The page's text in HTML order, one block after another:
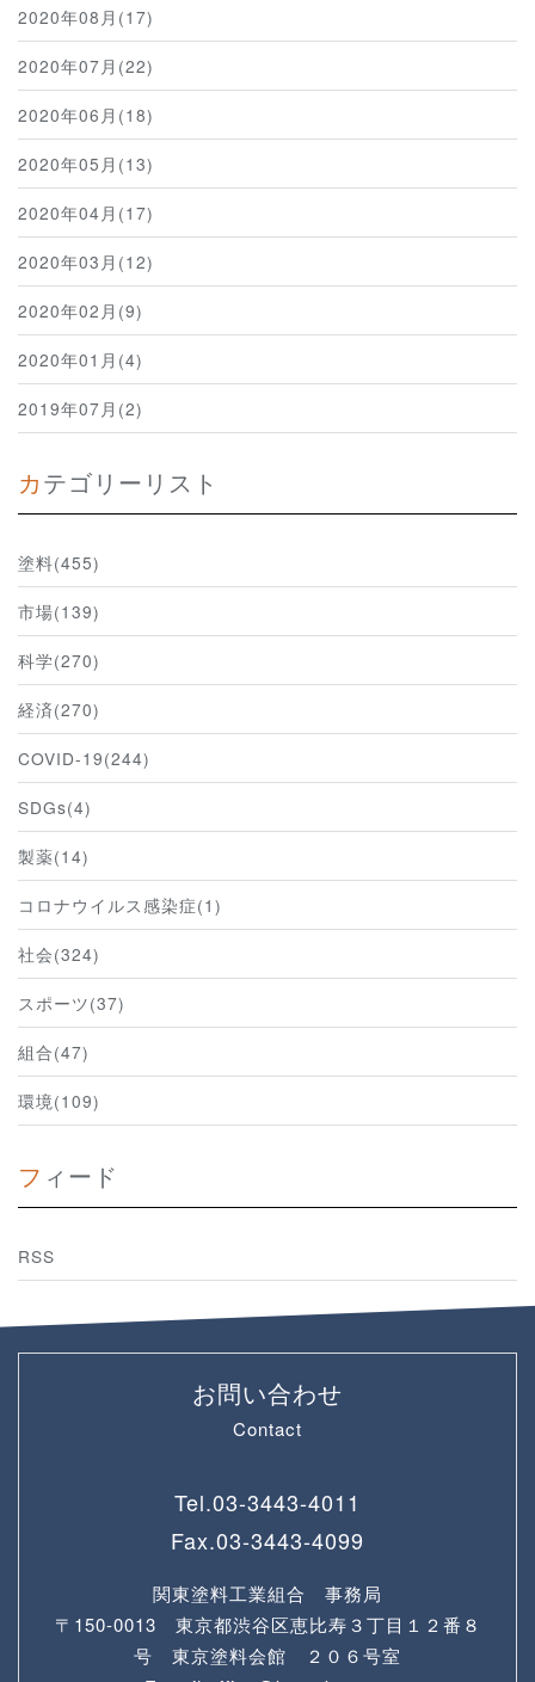
2020年08月(17)
2020年07月(22)
2020年06月(18)
2020年05月(13)
2020年04月(17)
2020年03月(12)
2020年02月(9)
2020年01月(4)
2019年07月(2)
カテゴリーリスト
塗料(455)
市場(139)
科学(270)
経済(270)
COVID-19(244)
SDGs(4)
製薬(14)
コロナウイルス感染症(1)
社会(324)
スポーツ(37)
組合(47)
環境(109)
フィード
RSS
お問い合わせ
Contact
Tel.03-3443-4011
Fax.03-3443-4099
関東塗料工業組合 事務局
〒150-0013 東京都渋谷区恵比寿３丁目１２番８
号 東京塗料会館 ２０６号室